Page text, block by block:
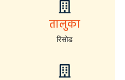
तालुका
रिसोड